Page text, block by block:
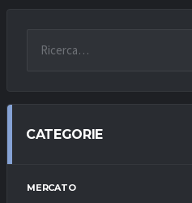
CATEGORIE
MERCATO